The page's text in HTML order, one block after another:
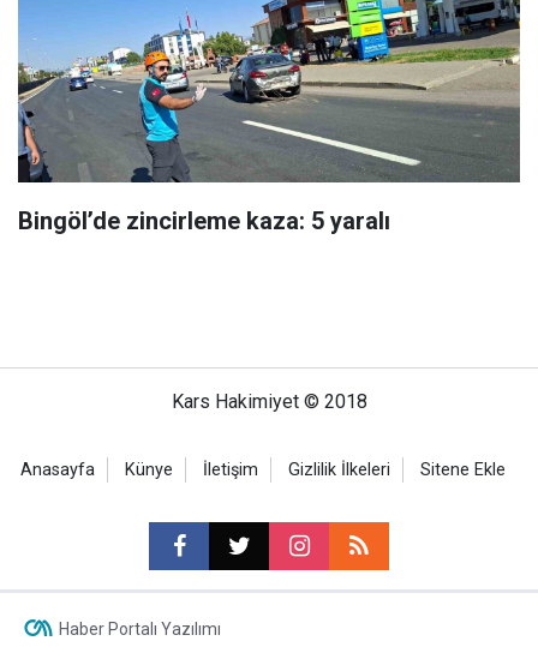
Bingöl’de zincirleme kaza: 5 yaralı
Kars Hakimiyet © 2018
Anasayfa Künye İletişim Gizlilik İlkeleri Sitene Ekle
Haber Portalı Yazılımı